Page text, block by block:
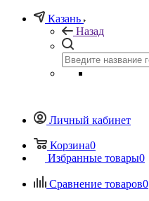
Казань
Назад
Личный кабинет
Корзина0
Избранные товары0
Сравнение товаров0